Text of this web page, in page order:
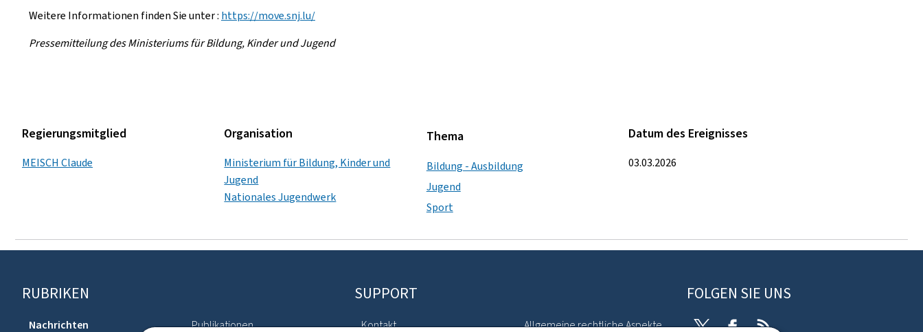
Weitere Informationen finden Sie unter : https://move.snj.lu/
Pressemitteilung des Ministeriums für Bildung, Kinder und Jugend
Regierungsmitglied
MEISCH Claude
Organisation
Ministerium für Bildung, Kinder und
Jugend
Nationales Jugendwerk
Thema
Bildung - Ausbildung
Jugend
Sport
Datum des Ereignisses
03.03.2026
Footer
RUBRIKEN
Nachrichten Publikationen
SUPPORT
Kontakt Allgemeine rechtliche Aspekte
FOLGEN SIE UNS
TwitterFacebook
RSS